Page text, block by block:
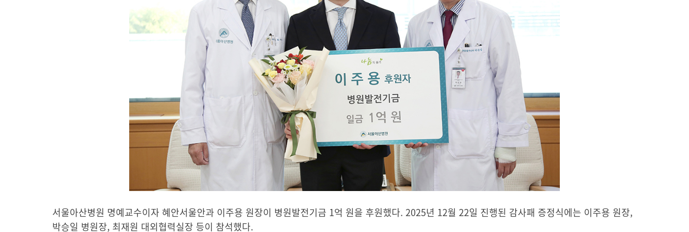
서울아산병원 명예교수이자 혜안서울안과 이주용 원장이 병원발전기금 1억 원을 후원했다. 2025년 12월 22일 진행된 감사패 증정식에는 이주용 원장,
박승일 병원장, 최재원 대외협력실장 등이 참석했다.